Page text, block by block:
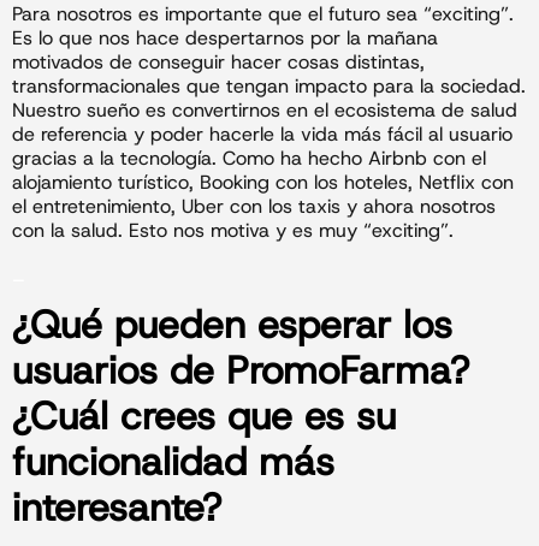
Para nosotros es importante que el futuro sea “exciting”.
Es lo que nos hace despertarnos por la mañana
motivados de conseguir hacer cosas distintas,
transformacionales que tengan impacto para la sociedad.
Nuestro sueño es convertirnos en el ecosistema de salud
de referencia y poder hacerle la vida más fácil al usuario
gracias a la tecnología. Como ha hecho Airbnb con el
alojamiento turístico, Booking con los hoteles, Netflix con
el entretenimiento, Uber con los taxis y ahora nosotros
con la salud. Esto nos motiva y es muy “exciting”.
¿Qué pueden esperar los
usuarios de PromoFarma?
¿Cuál crees que es su
funcionalidad más
interesante?